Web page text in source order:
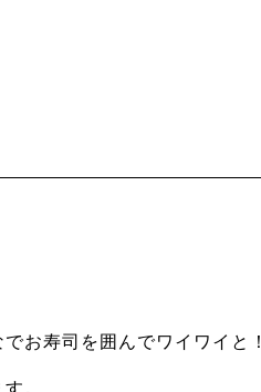
お寿司を囲んでワイワイと！
。